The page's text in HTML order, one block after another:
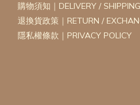
購物須知｜DELIVERY / SHIPPING
退換貨政策｜RETURN /
隱私權條款｜PRIVACY POLICY